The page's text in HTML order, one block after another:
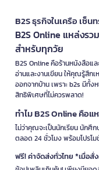
B2S ธุรกิจในเครือ เซ็
B2S Online แหล่งรว
สำหรับทุกวัย
B2S Online คือร้านหนังสือแ
อ่านและงานเขียน ให้คุณรู้สึก
ออกจากบ้าน เพราะ b2s มีทั้
สิทธิพิเศษที่ไม่ควรพลาด!
ทำไม B2S Online คือ
ไม่ว่าคุณจะเป็นนักเรียน นักศึ
ตลอด 24 ชั่วโมง พร้อมโปรโ
ฟรี! ค่าจัดส่งทั่วไทย *เมื่อ